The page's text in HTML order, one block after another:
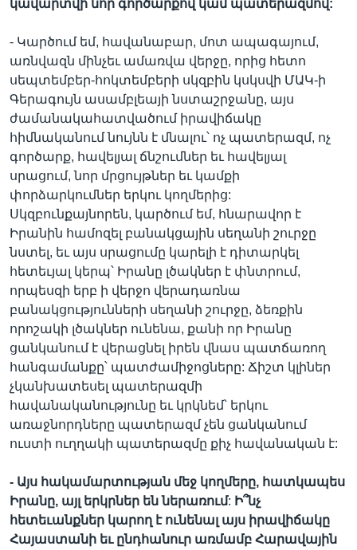
կավարտվի նոր գործարքով կամ պատերազմով:
- Կարծում եմ, հավանաբար, մոտ ապագայում,
առնվազն մինչեւ ամառվա վերջը, որից հետո
սեպտեմբեր-հոկտեմբերի սկզբին կսկսվի ՄԱԿ-ի
Գերագույն ասամբլեայի նստաշրջանը, այս
ժամանակահատվածում իրավիճակը
հիմնականում նույնն է մնալու՝ ոչ պատերազմ, ոչ
գործարք, հավելյալ ճնշումներ եւ հավելյալ
սրացում, նոր մրցույթներ եւ կամքի
փորձարկումներ երկու կողմերից:
Սկզբունքայնորեն, կարծում եմ, հնարավոր է
Իրանին համոզել բանակցային սեղանի շուրջը
նստել, եւ այս սրացումը կարելի է դիտարկել
հետեւյալ կերպ՝ Իրանը լծակներ է փնտրում,
որպեսզի երբ ի վերջո վերադառնա
բանակցությունների սեղանի շուրջը, ձեռքին
որոշակի լծակներ ունենա, քանի որ Իրանը
ցանկանում է վերացնել իրեն վնաս պատճառող
հանգամանքը՝ պատժամիջոցները: Ճիշտ կլիներ
չկանխատեսել պատերազմի
հավանականությունը եւ կրկնեմ՝ երկու
առաջնորդները պատերազմ չեն ցանկանում
ուստի ուղղակի պատերազմը քիչ հավանական է:
- Այս հակամարտության մեջ կողմերը, հատկապես
Իրանը, այլ երկրներ են ներառում: Ի՞նչ
հետեւանքներ կարող է ունենալ այս իրավիճակը
Հայաստանի եւ ընդհանուր առմամբ Հարավային